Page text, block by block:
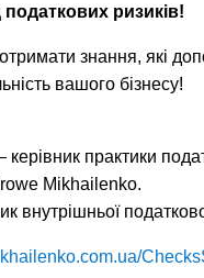
податкових ризиків!
знання, які
вашого бізнесу!
керівник практики
Mikhailenko.
внутрішньої